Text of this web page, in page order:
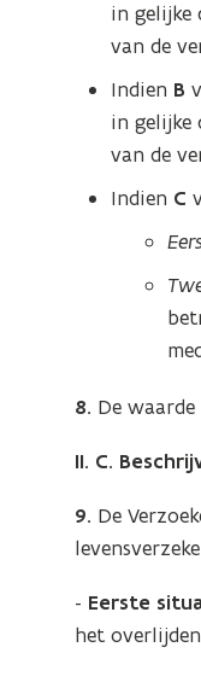
in gelijke
van de
Indien B
in gelijke
van de
Indien C
8. De
II. C.
9. De
- Eerste
het